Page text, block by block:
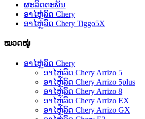
ຜະລິດຕະພັນ
ອາໄຫຼ່ລົດ Chery
ອາໄຫຼ່ລົດ Chery Tiggo5X
ໝວດໝູ່
ອາໄຫຼ່ລົດ Chery
ອາໄຫຼ່ລົດ Chery Arrizo 5
ອາໄຫຼ່ລົດ Chery Arrizo 5plus
ອາໄຫຼ່ລົດ Chery Arrizo 8
ອາໄຫຼ່ລົດ Chery Arrizo EX
ອາໄຫຼ່ລົດ Chery Arrizo GX